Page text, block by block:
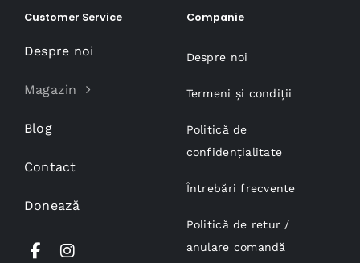
Customer Service
Despre noi
Magazin
Blog
Contact
Donează
Companie
Despre noi
Termeni și condiții
Politică de
confidențialitate
Întrebări frecvente
Politică de retur /
anulare comandă